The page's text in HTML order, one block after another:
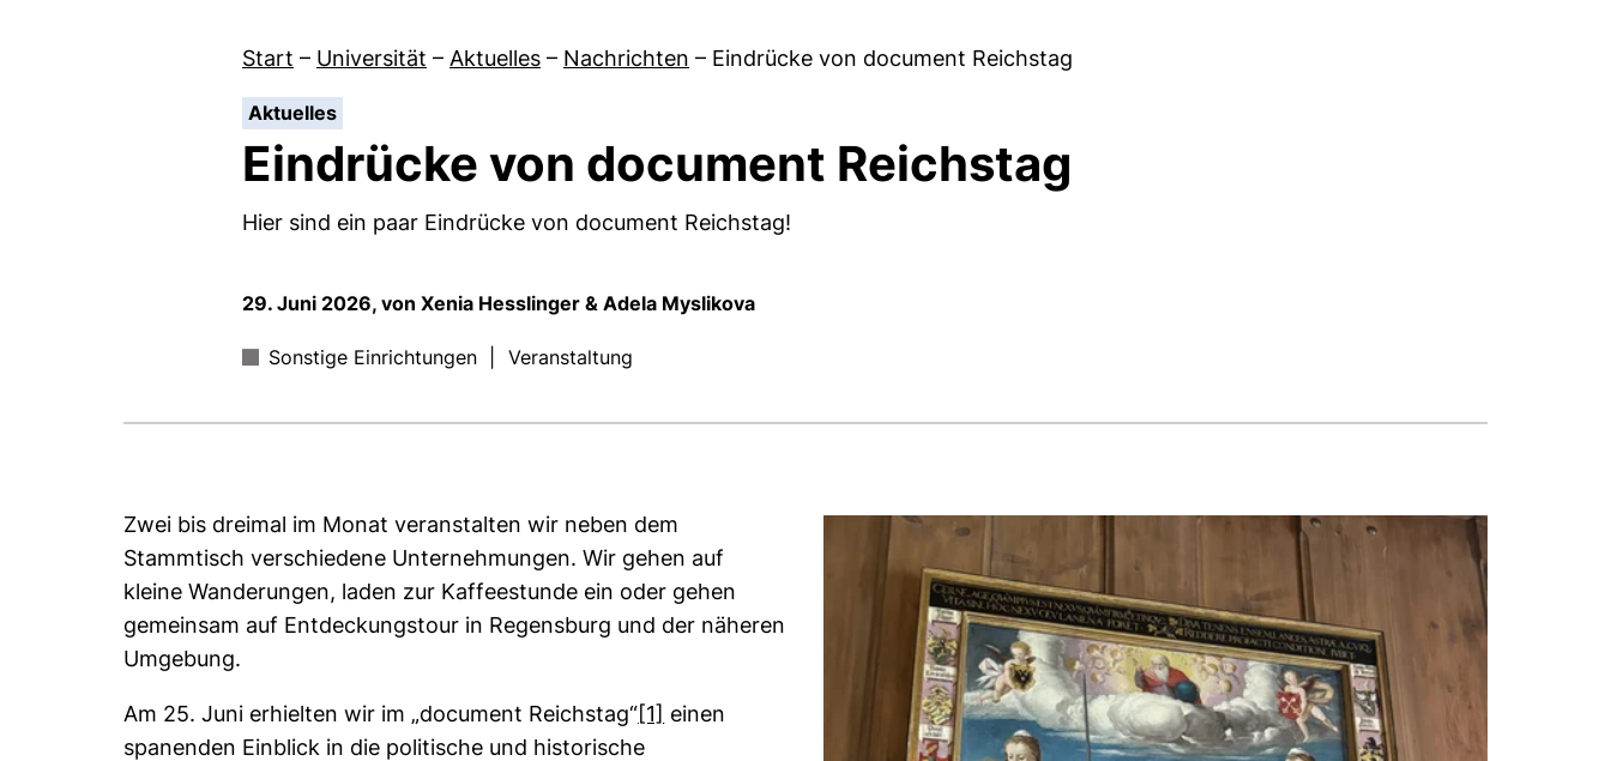
Start – Universität – Aktuelles – Nachrichten – Eindrücke von document Reichstag
Aktuelles:
Eindrücke von document Reichstag
Hier sind ein paar Eindrücke von document Reichstag!
29. Juni 2026, von Xenia Hesslinger & Adela Myslikova
Sonstige Einrichtungen Veranstaltung
Zwei bis dreimal im Monat veranstalten wir neben dem
Stammtisch verschiedene Unternehmungen. Wir gehen auf
kleine Wanderungen, laden zur Kaffeestunde ein oder gehen
gemeinsam auf Entdeckungstour in Regensburg und der näheren
Umgebung.
Am 25. Juni erhielten wir im „document Reichstag“[1] einen
spanenden Einblick in die politische und historische